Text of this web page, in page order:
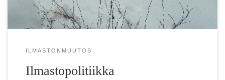
ILMASTONMUUTOS
Ilmastopolitiikka